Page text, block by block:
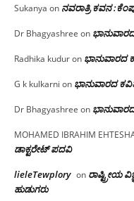
Sukanya on ನವರಾತ್ರಿ ಕವನ
Dr Bhagyashree on
Radhika kuduron ಭಾನುವಾರದ
G k kulkarni on ಭಾನುವಾರದ
Dr Bhagyashree on
MOHAMED IBRAHIM
ಡಾಕ್ಟರೇಟ್ ಪದವಿ
lieleTewplory on ರಾಷ್ಟ್ರೀಯ
ಹುಡುಗರು